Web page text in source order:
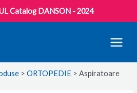
Catalog DANSON - 2024
> ORTOPEDIE > Aspiratoare